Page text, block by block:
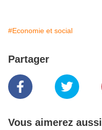
#Economie et social
Partager
Vous aimerez aussi